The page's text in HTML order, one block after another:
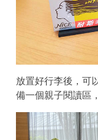
放置好行李後，可
備一個親子閱讀區